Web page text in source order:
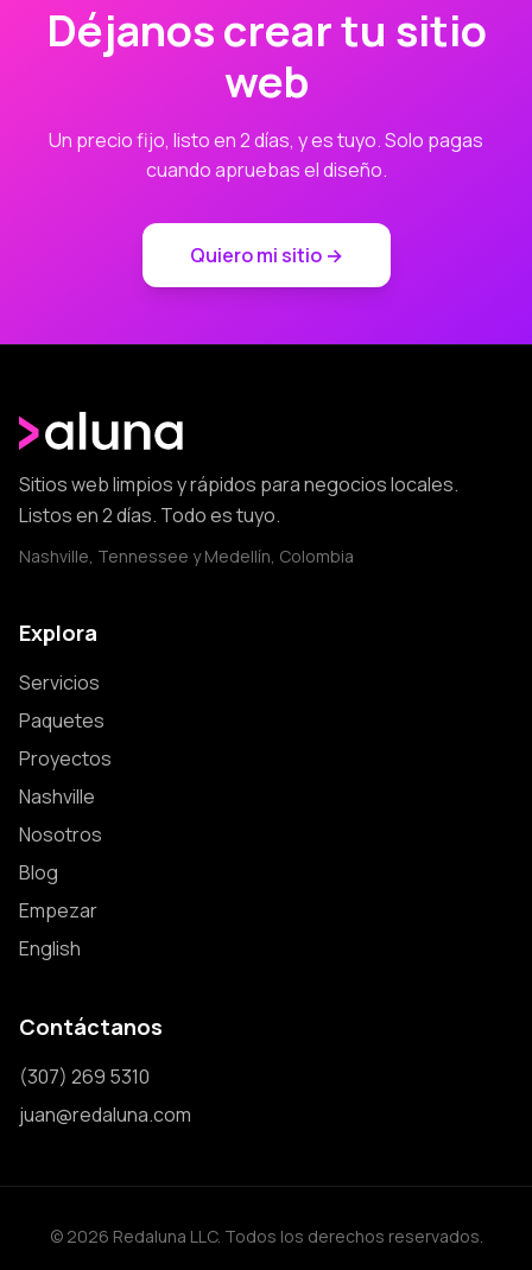
Déjanos crear tu sitio
web
Un precio fijo, listo en 2 días, y es tuyo. Solo pagas
cuando apruebas el diseño.
Quiero mi sitio →
Sitios web limpios y rápidos para negocios locales.
Listos en 2 días. Todo es tuyo.
Nashville, Tennessee y Medellín, Colombia
Explora
Servicios
Paquetes
Proyectos
Nashville
Nosotros
Blog
Empezar
English
Contáctanos
(307) 269 5310
juan@redaluna.com
© 2026 Redaluna LLC. Todos los derechos reservados.